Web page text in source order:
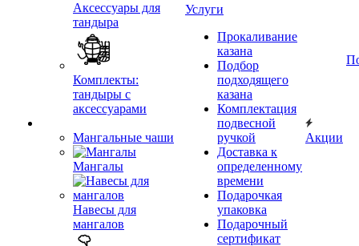
Аксессуары для
тандыра
Комплекты:
тандыры с
аксессуарами
Мангальные чаши
Мангалы
Навесы для
мангалов
Услуги
Прокаливание
казана
Подбор
подходящего
казана
Комплектация
подвесной
ручкой
Доставка к
определенному
времени
Подарочкая
упаковка
Подарочный
сертификат
Акции